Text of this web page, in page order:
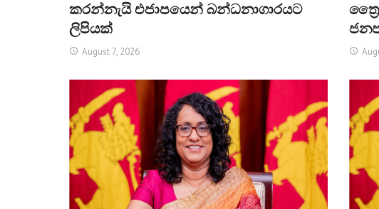
කරන්නැයි එජාපයෙන් බන්ධනාගාරයට
ලිපියක්
August 7, 2026